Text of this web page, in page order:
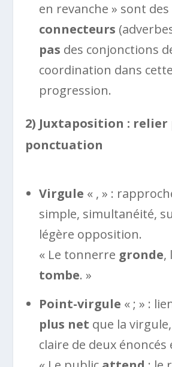
en revanche » sont des
connecteurs
pas des conjonctions
coordination dans cette
progression.
2) Juxtaposition : relier
ponctuation
Virgule « , » :
simple, simultanéité,
légère opposition.
« Le tonnerre gronde,
tombe. »
Point-virgule « ; » :
plus net que la
claire de deux énoncés